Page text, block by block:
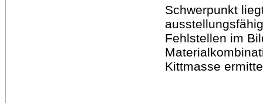
Schwerpunkt
Fehlstellen im
Kittmasse